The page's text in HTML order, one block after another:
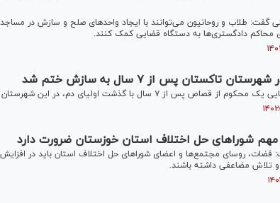
گفت: طلاب و روحانیون می‌توانند با ایجاد واحد‌های صلح و سازش در
دادگستری‌ها به دستگاه قضایی کمک کنند.
پس از ۷ سال به سازش ختم شد
۷ سال با گذشت اولیای دم، در این شهرستان خبر داد.
مهم شوراهای حل اختلاف استان خوزستان ضرورت دارد
روسای مجتمع‌ها و اعضای شوراهای حل اختلاف استان باید در
تلاش مضاعفی داشته باشند.